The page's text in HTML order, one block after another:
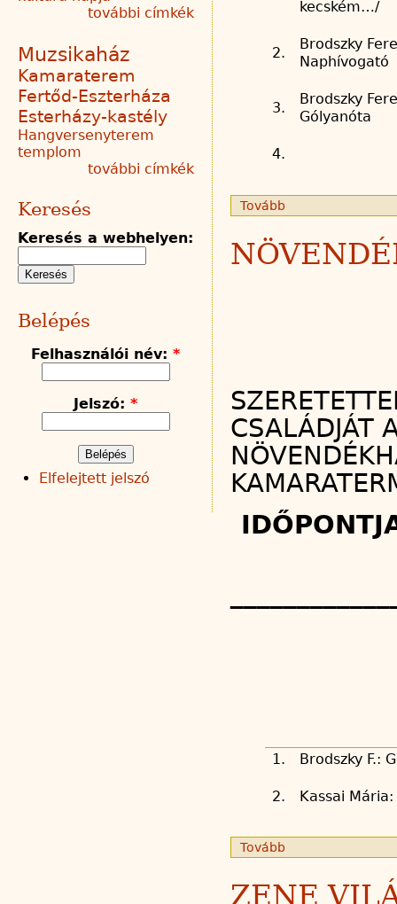
kecském…/
2.
Brodszky
Naphívogató
3.
Brodszky
Gólyanóta
4.
Tovább
CSALÁDJÁT
1. Brodszky F.:
2. Kassai
Tovább
ZENE
további címkék
Muzsikaház
Kamaraterem
Fertőd-Eszterháza
Esterházy-kastély
Hangversenyterem
templom
további címkék
Keresés
Keresés a webhelyen:
Belépés
Felhasználói név:*
Jelszó:*
Elfelejtett jelszó